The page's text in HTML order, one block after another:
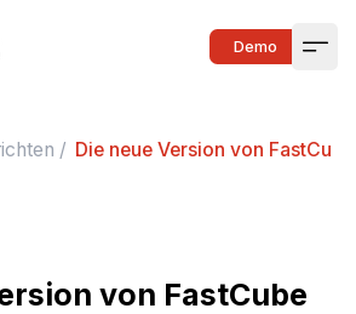
Demo
/ Die neue Version von
von FastCube